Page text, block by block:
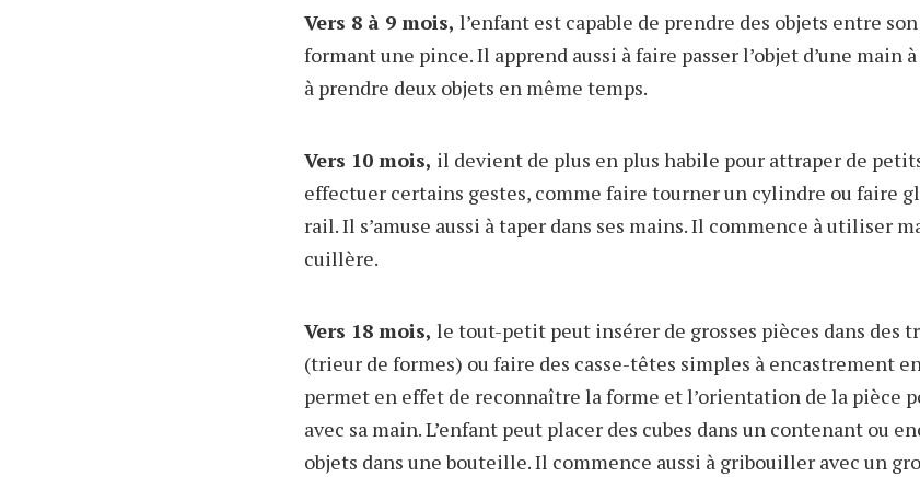
Vers 8 à 9 mois, l’enfant est capable de prendre des objets entre
formant une pince. Il apprend aussi à faire passer l’objet d’une main
à prendre deux objets en même temps.
Vers 10 mois, il devient de plus en plus habile pour attraper de
effectuer certains gestes, comme faire tourner un cylindre ou faire
rail. Il s’amuse aussi à taper dans ses mains. Il commence à utiliser
cuillère.
Vers 18 mois, le tout-petit peut insérer de grosses pièces dans des
(trieur de formes) ou faire des casse-têtes simples à encastrement
permet en effet de reconnaître la forme et l’orientation de la pièce
avec sa main. L’enfant peut placer des cubes dans un contenant ou
objets dans une bouteille. Il commence aussi à gribouiller avec un